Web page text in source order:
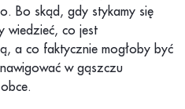
Bo skąd, gdy stykamy się
wiedzieć, co jest
a co faktycznie mogłoby być
w gąszczu